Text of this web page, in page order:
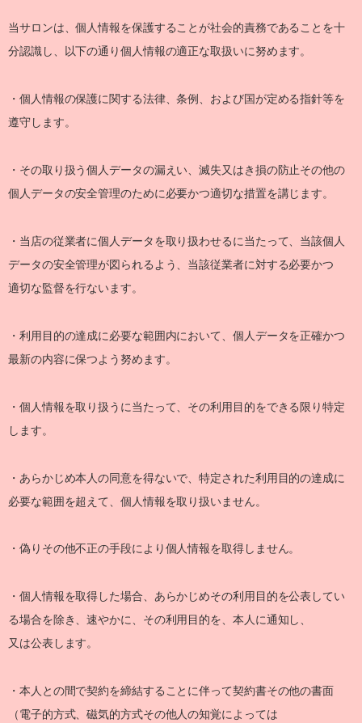
当サロンは、個人情報を保護することが社会的責務であることを十
分認識し、以下の通り個人情報の適正な取扱いに努めます。
・個人情報の保護に関する法律、条例、および国が定める指針等を
遵守します。
・その取り扱う個人データの漏えい、滅失又はき損の防止その他の
個人データの安全管理のために必要かつ適切な措置を講じます。
・当店の従業者に個人データを取り扱わせるに当たって、当該個人
データの安全管理が図られるよう、当該従業者に対する必要かつ
適切な監督を行ないます。
・利用目的の達成に必要な範囲内において、個人データを正確かつ
最新の内容に保つよう努めます。
・個人情報を取り扱うに当たって、その利用目的をできる限り特定
します。
・あらかじめ本人の同意を得ないで、特定された利用目的の達成に
必要な範囲を超えて、個人情報を取り扱いません。
・偽りその他不正の手段により個人情報を取得しません。
・個人情報を取得した場合、あらかじめその利用目的を公表してい
る場合を除き、速やかに、その利用目的を、本人に通知し、
又は公表します。
・本人との間で契約を締結することに伴って契約書その他の書面
（電子的方式、磁気的方式その他人の知覚によっては